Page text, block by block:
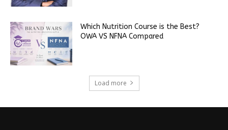
Which Nutrition Course is the Best?
OWA VS NFNA Compared
Load more